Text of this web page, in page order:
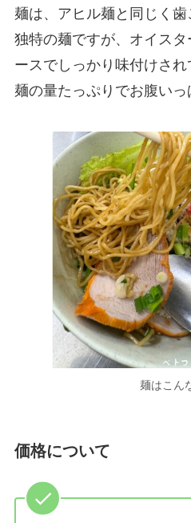
麺は、アヒル麺と同じく
独特の麺ですが、オイス
ースでしっかり味付けされ
麺の量たっぷりでお腹いっ
麺はこん
価格について